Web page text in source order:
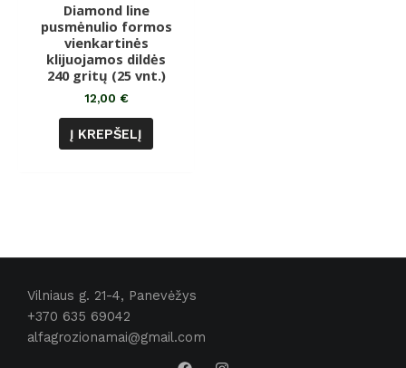
Įvertinimas:
5.00
iš 5
Diamond line
pusmėnulio formos
vienkartinės
klijuojamos dildės
240 gritų (25 vnt.)
12,00 €
Į KREPŠELĮ
Vilniaus g. 21-4, Panevėžys
+370 635 69042
alfagrozionamai@gmail.com